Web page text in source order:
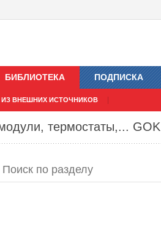
БИБЛИОТЕКА
ИЗ ВНЕШНИХ ИСТОЧНИКОВ
ПОДПИСКА
термостаты,... GOK